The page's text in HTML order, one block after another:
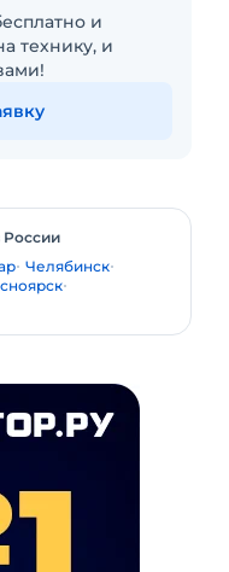
и
технику, и
России
Челябинск